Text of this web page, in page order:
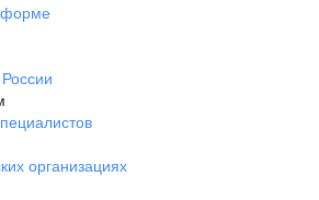
форме
организациях